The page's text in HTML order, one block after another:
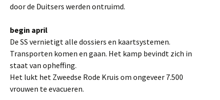
door de Duitsers werden ontruimd.
begin april
De SS vernietigt alle dossiers en kaartsystemen.
Transporten komen en gaan. Het kamp bevindt zich in
staat van opheffing.
Het lukt het Zweedse Rode Kruis om ongeveer 7.500
vrouwen te evacueren.